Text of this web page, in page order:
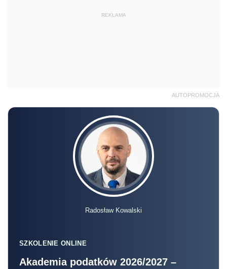
REKLAMA
AUTOPROMOCJA
Radosław Kowalski
SZKOLENIE ONLINE
Akademia podatków 2026/2027 –